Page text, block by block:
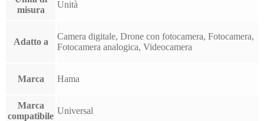
misura
Unità
Adatto a
Camera digitale, Drone con fotocamera, Fotocamera,
Fotocamera analogica, Videocamera
Marca Hama
Marca
compatibile
Universal